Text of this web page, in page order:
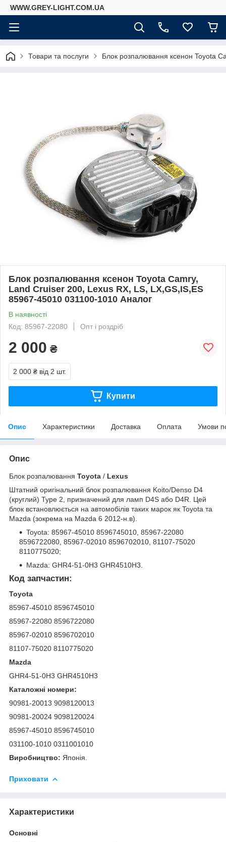
WWW.GREY-LIGHT.COM.UA
Товари та послуги Блок розпалювання ксенон Toyota
Блок розпалювання ксенон Toyota Camry,
Land Cruiser 200, Lexus RX, LS, LX,GS,IS,ES
85967-45010 031100-1010 Аналог
В наявності
Код: 85967-22080
Опт і роздріб
2 000 ₴
2 000 ₴ від 2 шт.
Купити
Опис Характеристики Доставка Оплата Умови
Опис
Блок розпалювання Toyota / Lexus
Штатний оригінальний блок розпалювання Koito/Denso D4
(круглий) Type 2, призначений для ламп D4S або D4R. Цей
блок встановлюється на автомобілів таких марок як Toyota та
Mazda (зокрема на Mazda 6 2012-н.в).
Toyota: 85967-45010 8596745010, 85967-22080
8596722080, 85967-02010 8596702010, 81107-75020
8110775020;
Mazda: GHR4-51-0H3 GHR4510H3.
Код запчастин:
Toyota
85967-45010 8596745010
85967-22080 8596722080
85967-02010 8596702010
81107-75020 8110775020
Mazda
GHR4-51-0H3 GHR4510H3
Каталожні номери:
90981-20013 9098120013
90981-20024 9098120024
85967-45010 8596745010
031100-1010 0311001010
Виробництво: Японія.
Приховати
Характеристики
Основні